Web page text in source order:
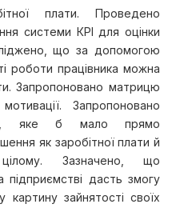
плати. Проведено
системи КРІ для оцінки
що за допомогою
роботи працівника можна
Запропоновано матрицю
Запропоновано
яке б мало прямо
як заробітної плати й
Зазначено, що
дасть змогу
картину зайнятості своїх